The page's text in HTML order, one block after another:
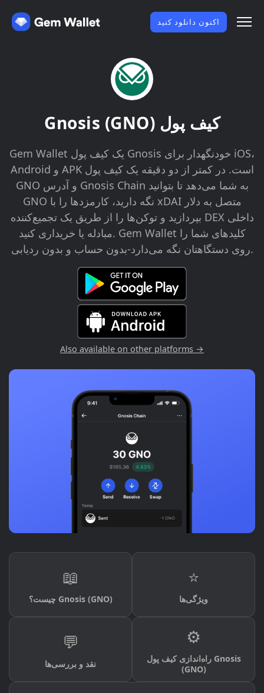
اکنون دانلود کنید
Gnosis (GNO) کیف پول
Gem Wallet یک کیف پول Gnosis خودنگهدار برای iOS،
Android و APK است. در کمتر از دو دقیقه یک کیف پول
GNO و آدرس Gnosis Chain به شما می‌دهد تا بتوانید
GNO نگه دارید، کارمزدها را با xDAI متصل به دلار
بپردازید و توکن‌ها را از طریق یک تجمیع‌کننده DEX داخلی
مبادله یا خریداری کنید. Gem Wallet کلیدهای شما را
روی دستگاهتان نگه می‌دارد-بدون حساب و بدون ردیابی.
Also available on other platforms →
📖
چیست؟ Gnosis (GNO)
⭐
ویژگی‌ها
💬
نقد و بررسی‌ها
⚙️
راه‌اندازی کیف پول Gnosis
(GNO)